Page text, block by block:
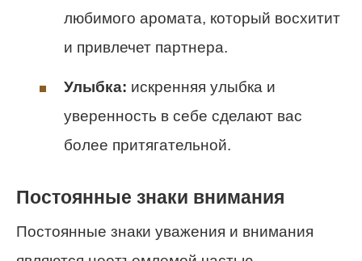
любимого аромата, который восхитит
и привлечет партнера.
Улыбка: искренняя улыбка и
уверенность в себе сделают вас
более притягательной.
Постоянные знаки внимания
Постоянные знаки уважения и внимания